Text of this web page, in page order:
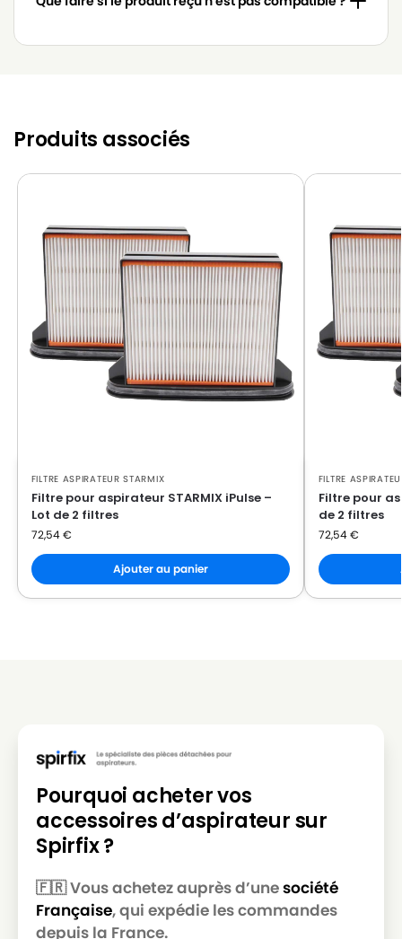
Produits associés
FILTRE ASPIRATEUR STARMIX
Filtre pour aspirateur STARMIX iPulse –
Lot de 2 filtres
72,54€
Ajouter au panier
FILTRE
Filtre pour
de 2 filtres
72,54€
Pourquoi acheter vos
accessoires d’aspirateur sur
Spirfix ?
🇫🇷 Vous achetez auprès d’unesociété
Française, qui expédie les commandes
depuis la France.